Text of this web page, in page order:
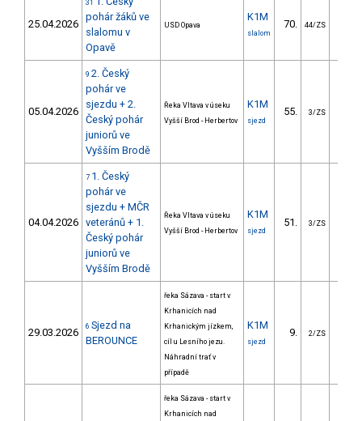
25.04.2026
31
pohár žáků ve
slalomu v
Opavě
USD Opava
K1M
slalom
70. 44/ZS
05.04.2026
9 2. Český
pohár ve
sjezdu + 2.
Český pohár
juniorů ve
Vyšším Brodě
Řeka Vltava v úseku
Vyšší Brod - Herbertov
K1M
sjezd
55. 3/ZS
04.04.2026
7 1. Český
pohár ve
sjezdu + MČR
veteránů + 1.
Český pohár
juniorů ve
Vyšším Brodě
Řeka Vltava v úseku
Vyšší Brod - Herbertov
K1M
sjezd
51. 3/ZS
29.03.2026 6 Sjezd na
BEROUNCE
řeka Sázava - start v
Krhanicích nad
Krhanickým jízkem,
cíl u Lesního jezu.
Náhradní trať v
případě
K1M
sjezd
9. 2/ZS
řeka Sázava - start v
Krhanicích nad